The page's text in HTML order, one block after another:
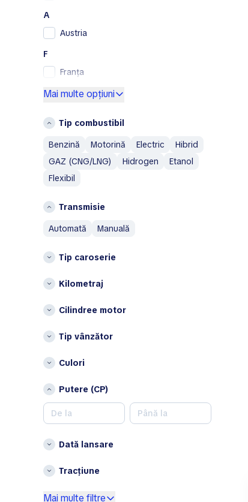
SsangYong
Volvo
A
Alfa Romeo
AM General
Austin
Avatr
B
Bentley
Bestune
Bugatti
BYD
Chery
Citroen
Cupra
A
Austria
F
Franța
G
Grecia
Islanda
Italia
L
Polonia
S
Ț
Țările de Jos
Altele
Bulgaria
Cehia
Cipru
Croația
Estonia
Mai multe opțiuni
Tip combustibil
Benzină
Motorină Electric
Hibrid
GAZ (CNG/LNG)
Hidrogen
Etanol
Flexibil
Transmisie
automată
manuală
Tip caroserie
Kilometraj
Cilindree motor
Tip vânzător
Culori
Putere (CP)
Dată lansare
Tracțiune
Mai multe filtre